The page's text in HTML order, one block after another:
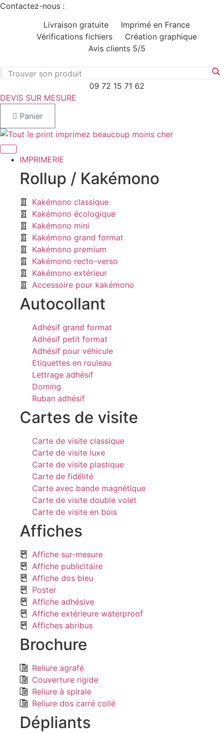
Aller
Contactez-nous :
Livraison gratuite
Imprimé en France
Vérifications fichiers
Création graphique
Avis clients 5/5
09 72 15 71 62
DEVIS SUR MESURE
Panier
IMPRIMERIE
Rollup / Kakémono
Kakémono classique
Kakémono écologique
Kakémono mini
Kakémono grand format
Kakémono premium
Kakémono recto-verso
Kakémono extérieur
Accessoire pour kakémono
Autocollant
Adhésif grand format
Adhésif petit format
Adhésif pour véhicule
Etiquettes en rouleau
Lettrage adhésif
Doming
Ruban adhésif
Cartes de visite
Carte de visite classique
Carte de visite luxe
Carte de visite plastique
Carte de fidélité
Carte avec bande magnétique
Carte de visite double volet
Carte de visite en bois
Affiches
Affiche sur-mesure
Affiche publicitaire
Affiche dos bleu
Poster
Affiche adhésive
Affiche extérieure waterproof
Affiches abribus
Brochure
Reliure agrafé
Couverture rigide
Reliure à spirale
Reliure dos carré collé
Dépliants